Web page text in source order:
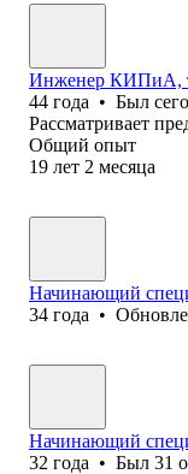
Инженер КИПиА,
44 года • Был
Рассматривает
Общий опыт
19 лет 2 месяца
Начинающий
34 года •
Начинающий
32 года • Был 31